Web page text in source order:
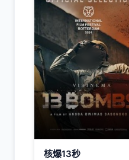
核爆13秒